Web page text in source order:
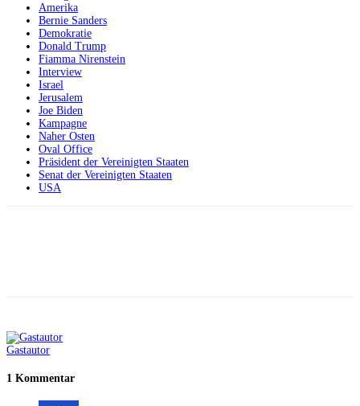
Amerika
Bernie Sanders
Demokratie
Donald Trump
Fiamma Nirenstein
Interview
Israel
Jerusalem
Joe Biden
Kampagne
Naher Osten
Oval Office
Präsident der Vereinigten Staaten
Senat der Vereinigten Staaten
USA
Gastautor
1 Kommentar